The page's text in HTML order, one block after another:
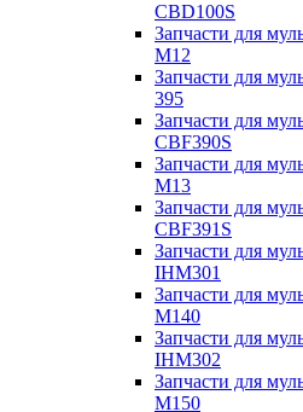
CBD100S
Запчасти для
M12
Запчасти для
395
Запчасти для
CBF390S
Запчасти для
M13
Запчасти для
CBF391S
Запчасти для
IHM301
Запчасти для
M140
Запчасти для
IHM302
Запчасти для
M150